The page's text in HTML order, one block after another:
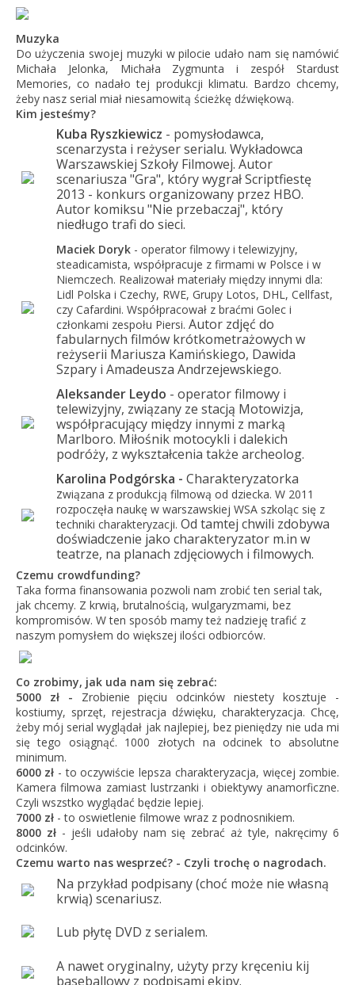
Muzyka
Do użyczenia swojej muzyki w pilocie udało nam się namówić
Michała Jelonka, Michała Zygmunta i zespół Stardust
Memories, co nadało tej produkcji klimatu. Bardzo chcemy,
żeby nasz serial miał niesamowitą ścieżkę dźwiękową.
Kim jesteśmy?
Kuba Ryszkiewicz - pomysłodawca,
scenarzysta i reżyser serialu. Wykładowca
Warszawskiej Szkoły Filmowej. Autor
scenariusza "Gra", który wygrał Scriptfiestę
2013 - konkurs organizowany przez HBO.
Autor komiksu "Nie przebaczaj", który
niedługo trafi do sieci.
Maciek Doryk- operator filmowy i telewizyjny,
steadicamista, współpracuje z firmami w Polsce i w
Niemczech. Realizował materiały między innymi dla:
Lidl Polska i Czechy, RWE, Grupy Lotos, DHL, Cellfast,
czy Cafardini. Współpracował z braćmi Golec i
członkami zespołu Piersi. Autor zdjęć do
fabularnych filmów krótkometrażowych w
reżyserii Mariusza Kamińskiego, Dawida
Szpary i Amadeusza Andrzejewskiego.
Aleksander Leydo - operator filmowy i
telewizyjny, związany ze stacją Motowizja,
współpracujący między innymi z marką
Marlboro. Miłośnik motocykli i dalekich
podróży, z wykształcenia także archeolog.
Karolina Podgórska - Charakteryzatorka
związana z produkcją filmową od dziecka. W 2011
rozpoczęła naukę w warszawskiej WSA szkoląc się z
techniki charakteryzacji. Od tamtej chwili zdobywa
doświadczenie jako charakteryzator m.in w
teatrze, na planach zdjęciowych i filmowych.
Czemu crowdfunding?
Taka forma finansowania pozwoli nam zrobić ten serial tak,
jak chcemy. Z krwią, brutalnością, wulgaryzmami, bez
kompromisów. W ten sposób mamy też nadzieję trafić z
naszym pomysłem do większej ilości odbiorców.
Co zrobimy, jak uda nam się zebrać:
5000 zł - Zrobienie pięciu odcinków niestety kosztuje -
kostiumy, sprzęt, rejestracja dźwięku, charakteryzacja. Chcę,
żeby mój serial wyglądał jak najlepiej, bez pieniędzy nie uda mi
się tego osiągnąć. 1000 złotych na odcinek to absolutne
minimum.
6000 zł - to oczywiście lepsza charakteryzacja, więcej zombie.
Kamera filmowa zamiast lustrzanki i obiektywy anamorficzne.
Czyli wszstko wyglądać będzie lepiej.
7000 zł - to oswietlenie filmowe wraz z podnosnikiem.
8000 zł - jeśli udałoby nam się zebrać aż tyle, nakręcimy 6
odcinków.
Czemu warto nas wesprzeć? - Czyli trochę o nagrodach.
Na przykład podpisany (choć może nie własną
krwią) scenariusz.
Lub płytę DVD z serialem.
A nawet oryginalny, użyty przy kręceniu kij
baseballowy z podpisami ekipy.